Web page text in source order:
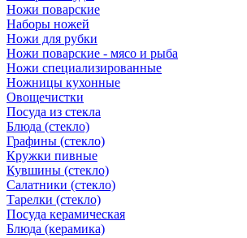
Ножи поварские
Наборы ножей
Ножи для рубки
Ножи поварские - мясо и рыба
Ножи специализированные
Ножницы кухонные
Овощечистки
Посуда из стекла
Блюда (стекло)
Графины (стекло)
Кружки пивные
Кувшины (стекло)
Салатники (стекло)
Тарелки (стекло)
Посуда керамическая
Блюда (керамика)